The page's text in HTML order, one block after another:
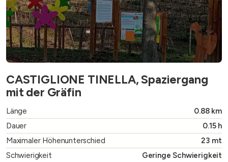
CASTIGLIONE TINELLA, Spaziergang
mit der Gräfin
Länge
0.88 km
Dauer
0.15 h
Maximaler Höhenunterschied
23 mt
Schwierigkeit
Geringe Schwierigkeit